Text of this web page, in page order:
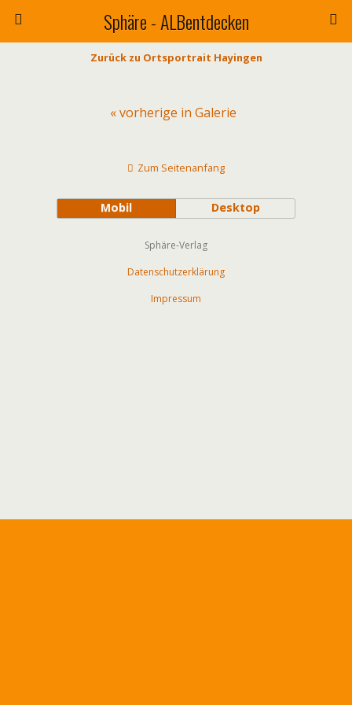
Sphäre - ALBentdecken
Zurück zu Ortsportrait Hayingen
« vorherige in Galerie
Zum Seitenanfang
Mobil Desktop
Sphäre-Verlag
Datenschutzerklärung
Impressum